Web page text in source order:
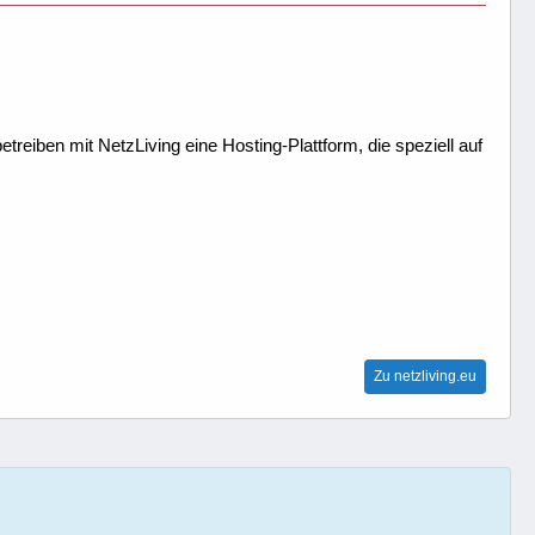
mit NetzLiving eine Hosting-Plattform, die speziell auf
Zu netzliving.eu